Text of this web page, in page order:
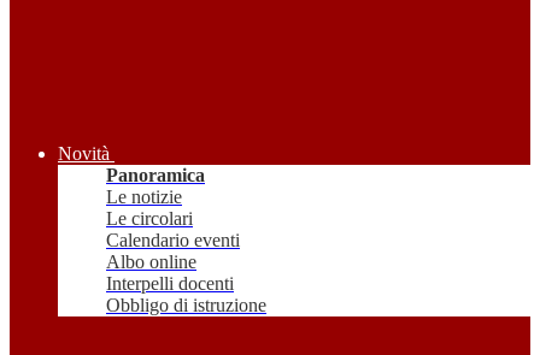
Novità
Panoramica
Le notizie
Le circolari
Calendario eventi
Albo online
Interpelli docenti
Obbligo di istruzione